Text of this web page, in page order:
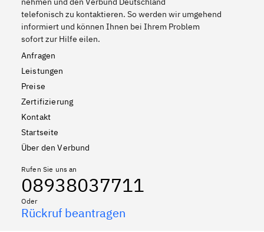
telefonisch zu kontaktieren. So werden wir umgehend
informiert und können Ihnen bei Ihrem Problem
sofort zur Hilfe eilen.
Anfragen
Leistungen
Preise
Zertifizierung
Kontakt
Startseite
Über den Verbund
Rufen Sie uns an
08938037711
Oder
Rückruf beantragen